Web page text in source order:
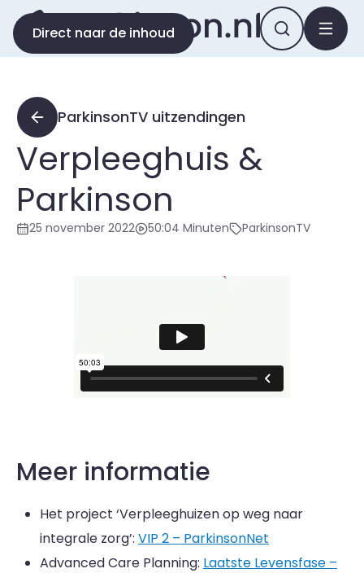
Direct naar de inhoud
ParkinsonTV uitzendingen
Verpleeghuis &
Parkinson
25 november 2022 50:04 Minuten ParkinsonTV
Meer informatie
Het project ‘Verpleeghuizen op weg naar
integrale zorg’: VIP 2 – ParkinsonNet
Advanced Care Planning: Laatste Levensfase –